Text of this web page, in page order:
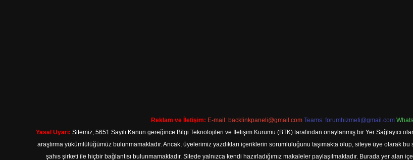
Reklam ve İletişim: E-mail: backlinkpaneli@gmail.com Teams: forumhizmeti@gmail.com
Yasal Uyarı: Sitemiz, 5651 Sayılı Kanun gereğince Bilgi Teknolojileri ve İletişim Kurumu (BTK) tarafından onaylanmış bir Yer
araştırma yükümlülüğümüz bulunmamaktadır. Ancak, üyelerimiz yazdıkları içeriklerin sorumluluğunu taşımakta olup, siteye üye olarak
şahıs şirketi ile hiçbir bağlantısı bulunmamaktadır. Sitede yalnızca kendi hazırladığımız makaleler paylaşılmaktadır. Burada yer